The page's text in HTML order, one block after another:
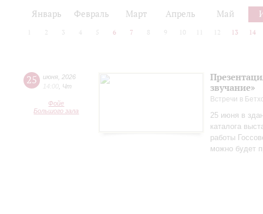
Январь Февраль Март Апрель Май
2 3 4 5 6 7 8 9 10 12 13 14
25 июня 2026
14:00 Чт
Фойе
Большого зала
звучание»
Встречи в
25 июня в
каталога
работы
можно будет